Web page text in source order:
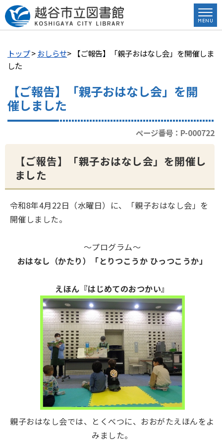
トップ>おしらせ> 【ご報告】「親子おはなし会」を開催しま
した
【ご報告】「親子おはなし会」を開
催しました
ページ番号：P-000722
【ご報告】「親子おはなし会」を開催し
ました
令和8年4月22日（水曜日）に、「親子おはなし会」を
開催しました。
～プログラム～
おはなし（かたり）「とりつこうか ひっつこうか」
えほん『はじめてのおつかい』
親子おはなし会では、とくべつに、おおがたえほんをよ
みました。